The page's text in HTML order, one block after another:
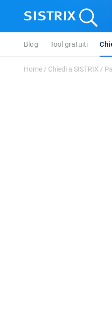
Blog Tool gratuiti
Home / Chiedi a SISTRIX /